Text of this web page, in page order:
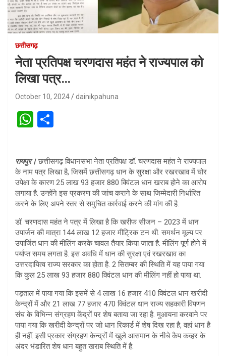
छत्तीसगढ़
नेता प्रतिपक्ष चरणदास महंत ने राज्यपाल को
लिखा पत्र…
October 10, 2024 dainikpahuna
W
s
A
p
p
e
रायपुर। छत्तीसगढ़ विधानसभा नेता प्रतिपक्ष डॉ. चरणदास महंत ने राज्यपाल
के नाम पत्र लिखा है, जिसमें छत्तीसगढ़ धान के सुरक्षा और रखरखाव में घोर
उपेक्षा के कारण 25 लाख 93 हजार 880 क्विंटल धान खराब होने का आरोप
लगाया है. उन्होंने इस प्रकरण की जांच कराने के साथ जिम्मेदारी निर्धारित
करने के लिए अपने स्तर से समुचित कार्रवाई करने की मांग की है.
डॉ. चरणदास महंत ने पत्र में लिखा है कि खरीफ सीजन – 2023 में धान
उपार्जन की मात्रा 144 लाख 12 हजार मीट्रिक टन थी. समर्थन मूल्य पर
उपार्जित धान की मीलिंग करके चावल तैयार किया जाता है. मीलिंग पूर्ण होने में
पर्याप्त समय लगता है. इस अवधि में धान की सुरक्षा एवं रखरखाव का
उत्तरदायित्व राज्य सरकार का होता है. 2 सितम्बर की स्थिति में यह पाया गया
कि कुल 25 लाख 93 हजार 880 क्विंटल धान की मीलिंग नहीं हो पाया था.
पड़ताल में पाया गया कि इसमें से 4 लाख 16 हजार 410 क्विंटल धान खरीदी
केन्द्रों में और 21 लाख 77 हजार 470 क्विंटल धान राज्य सहकारी विपणन
संघ के विभिन्न संग्रहण केंद्रों पर शेष बताया जा रहा है. मुआयना करवाने पर
पाया गया कि खरीदी केन्द्रों पर जो धान रिकार्ड में शेष दिख रहा है, वहां धान है
ही नहीं. इसी प्रकार संग्रहण केन्द्रों में खुले आसमान के नीचे कैप कव्हर के
अंदर भंडारित शेष धान बहुत खराब स्थिति में है.